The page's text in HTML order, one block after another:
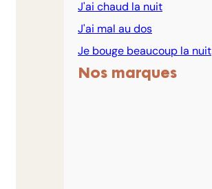
J'ai chaud la nuit
J'ai mal au dos
Je bouge beaucoup la nuit
Nos marques